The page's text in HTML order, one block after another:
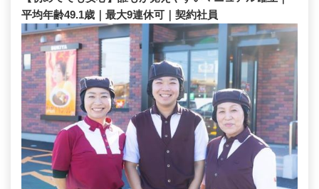
平均年齢49.1歳｜最大9連休可｜契約社員